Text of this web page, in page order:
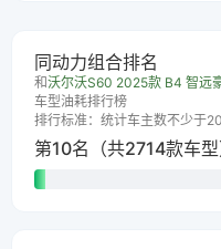
同动力组合排名
和沃尔沃S60 2025款 B4 智远
车型油耗排行榜
排行标准：统计车主数不少于20
第10名（共2714款车型